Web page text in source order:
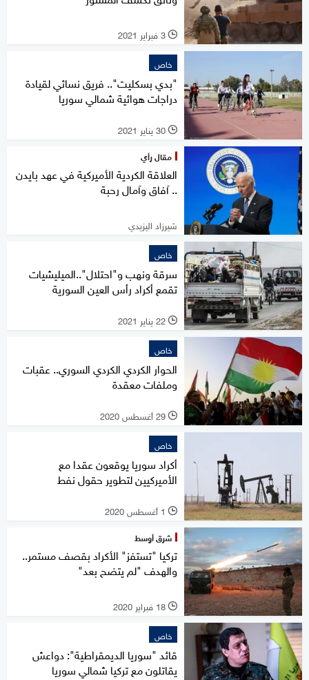
l 3 فبراير 2021
خاص
"بدي بسكليت".. فريق نسائي لقيادة
دراجات هوائية شمالي سوريا
l 30 يناير 2021
مقال رأي
العلاقة الكردية الأميركية في عهد بايدن
.. آفاق وآمال رحبة
شيرزاد اليزيدي
خاص
سرقة ونهب و"احتلال"..الميليشيات
تقمع أكراد رأس العين السورية
l 22 يناير 2021
خاص
الحوار الكردي الكردي السوري.. عقبات
وملفات معقدة
l 29 أغسطس 2020
خاص
أكراد سوريا يوقعون عقدا مع
الأميركيين لتطوير حقول نفط
l 1 أغسطس 2020
شرق أوسط
تركيا "تستفز" الأكراد بقصف مستمر..
والهدف "لم يتضح بعد"
l 18 فبراير 2020
خاص
قائد "سوريا الديمقراطية": دواعش
يقاتلون مع تركيا شمالي سوريا